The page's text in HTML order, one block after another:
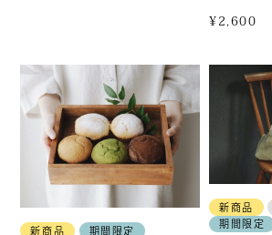
商品から探す
¥2,600
新商品 期間限定
新商品
期間限定